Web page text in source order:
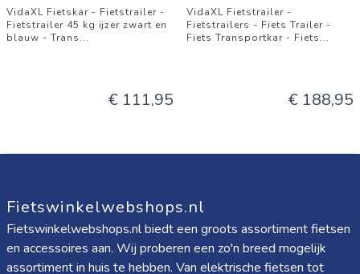
VidaXL Fietskar - Fietstrailer -
Fietstrailer 45 kg ijzer zwart en
blauw - Trans...
€ 111,95
VidaXL Fietstrailer -
Fietstrailers - Fiets Trailer -
Fiets Transportkar - Fiets...
€ 188,95
Fietswinkelwebshops.nl
Fietswinkelwebshops.nl biedt een groots assortiment fietsen
en accessoires aan. Wij proberen een zo'n breed mogelijk
assortiment in huis te hebben. Van elektrische fietsen tot